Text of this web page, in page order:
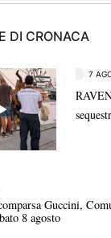
DI CRONACA
7
Guccini,
8 agosto